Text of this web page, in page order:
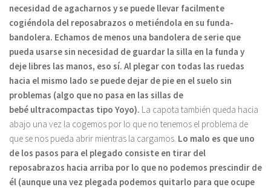
necesidad de agacharnos y se puede llevar facilmente
cogiéndola del reposabrazos o metiéndola en su funda-
bandolera. Echamos de menos una bandolera de serie que
pueda usarse sin necesidad de guardar la silla en la funda y
deje libres las manos, eso sí. Al plegar con todas las ruedas
hacia el mismo lado se puede dejar de pie en el suelo sin
problemas (algo que no pasa en las sillas de
bebé ultracompactas tipo Yoyo). La capota también queda hacia
abajo una vez la cogemos por lo que no tenemos el problema de
que se nos pueda abrir mientras la cargamos. Lo malo es que uno
de los pasos para el plegado consiste en tirar del
reposabrazos hacia arriba por lo que no podemos prescindir de
él (aunque una vez plegada podemos quitarlo para que ocupe